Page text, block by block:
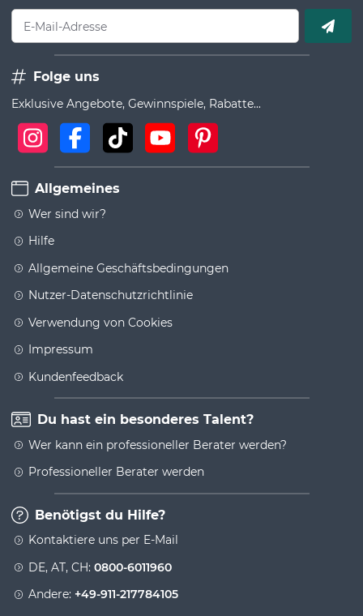
E-Mail-Adresse
Folge uns
Exklusive Angebote, Gewinnspiele, Rabatte...
Allgemeines
Wer sind wir?
Hilfe
Allgemeine Geschäftsbedingungen
Nutzer-Datenschutzrichtlinie
Verwendung von Cookies
Impressum
Kundenfeedback
Du hast ein besonderes Talent?
Wer kann ein professioneller Berater werden?
Professioneller Berater werden
Benötigst du Hilfe?
Kontaktiere uns per E-Mail
DE, AT, CH: 0800-6011960
Andere: +49-911-217784105